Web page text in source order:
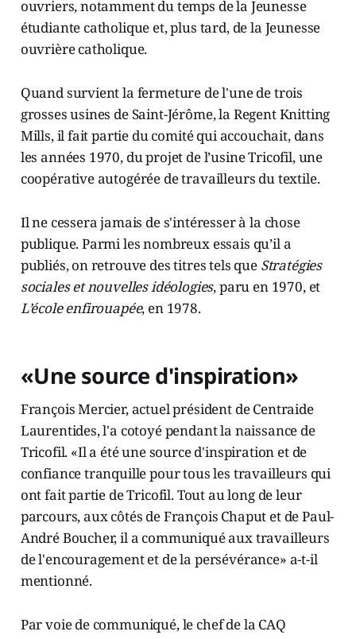
ouvriers, notamment du temps de la Jeunesse
étudiante catholique et, plus tard, de la Jeunesse
ouvrière catholique.
Quand survient la fermeture de l'une de trois
grosses usines de Saint-Jérôme, la Regent Knitting
Mills, il fait partie du comité qui accouchait, dans
les années 1970, du projet de l’usine Tricofil, une
coopérative autogérée de travailleurs du textile.
Il ne cessera jamais de s'intéresser à la chose
publique. Parmi les nombreux essais qu’il a
publiés, on retrouve des titres tels que Stratégies
sociales et nouvelles idéologies, paru en 1970, et
L’école enfirouapée, en 1978.
«Une source d'inspiration»
François Mercier, actuel président de Centraide
Laurentides, l'a cotoyé pendant la naissance de
Tricofil. «Il a été une source d'inspiration et de
confiance tranquille pour tous les travailleurs qui
ont fait partie de Tricofil. Tout au long de leur
parcours, aux côtés de François Chaput et de Paul-
André Boucher, il a communiqué aux travailleurs
de l'encouragement et de la persévérance» a-t-il
mentionné.
Par voie de communiqué, le chef de la CAQ